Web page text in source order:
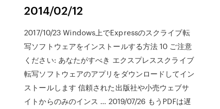
2014/02/12
2017/10/23 Windows上でExpressのスクライブ転
写ソフトウェアをインストールする方法 10 ご注意
ください: あなたがすべき エクスプレススクライブ
転写ソフトウェアのアプリをダウンロードしてイン
ストールします 信頼された出版社や小売ウェブサ
イトからのみのインス … 2019/07/26 もうPDFは遅